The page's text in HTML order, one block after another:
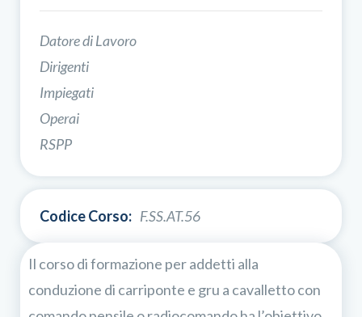
Datore di Lavoro
Dirigenti
Impiegati
Operai
RSPP
Codice Corso: F.SS.AT.56
Il corso di formazione per addetti alla
conduzione di carriponte e gru a cavalletto con